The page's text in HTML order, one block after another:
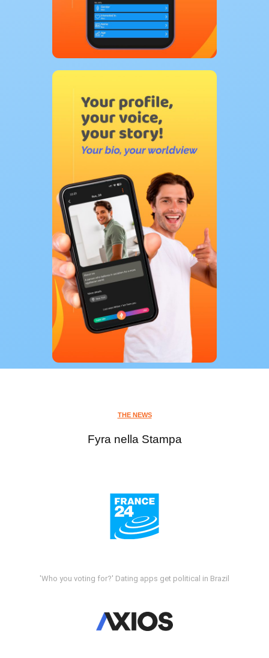
THE NEWS
Fyra nella Stampa
'Who you voting for?' Dating apps get political in Brazil